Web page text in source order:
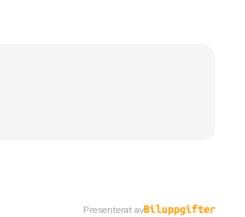
Presenterat av